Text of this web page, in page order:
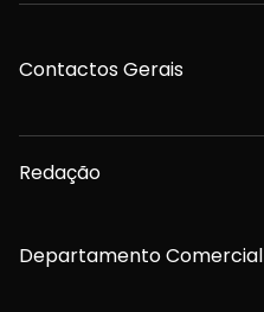
Contactos Gerais
Redação
Departamento Comercial